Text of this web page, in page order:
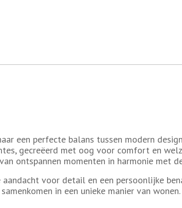
een perfecte balans tussen modern
gecreëerd met oog voor comfort en
ontspannen momenten in harmonie met
voor detail en een persoonlijke
in een unieke manier van